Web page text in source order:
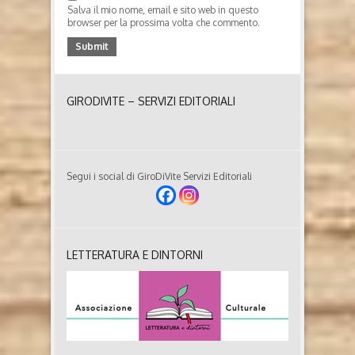
Salva il mio nome, email e sito web in questo
browser per la prossima volta che commento.
GIRODIVITE – SERVIZI EDITORIALI
Segui i social di GiroDiVite Servizi Editoriali
LETTERATURA E DINTORNI